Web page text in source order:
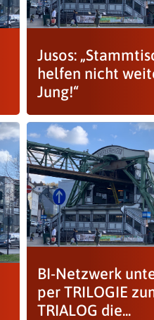
Jusos:
helfen nicht
Jung!“
BI-Netzwerk
per TRILOGIE
TRIALOG die...